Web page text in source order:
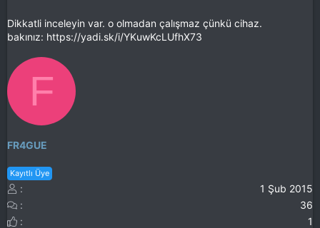
Dikkatli inceleyin var. o olmadan çalışmaz çünkü cihaz.
bakınız: https://yadi.sk/i/YKuwKcLUfhX73
F
FR4GUE
Kayıtlı Üye
1 Şub 2015
36
1